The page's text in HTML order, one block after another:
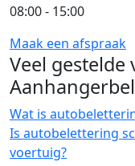
08:00 - 15:00
Maak een afspraak
Veel gestelde
Wat is
Is autobelettering
voertuig?